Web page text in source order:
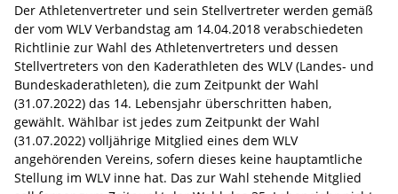
Der Athletenvertreter und sein Stellvertreter werden gemäß
der vom WLV Verbandstag am 14.04.2018 verabschiedeten
Richtlinie zur Wahl des Athletenvertreters und dessen
Stellvertreters von den Kaderathleten des WLV (Landes- und
Bundeskaderathleten), die zum Zeitpunkt der Wahl
(31.07.2022) das 14. Lebensjahr überschritten haben,
gewählt. Wählbar ist jedes zum Zeitpunkt der Wahl
(31.07.2022) volljährige Mitglied eines dem WLV
angehörenden Vereins, sofern dieses keine hauptamtliche
Stellung im WLV inne hat. Das zur Wahl stehende Mitglied